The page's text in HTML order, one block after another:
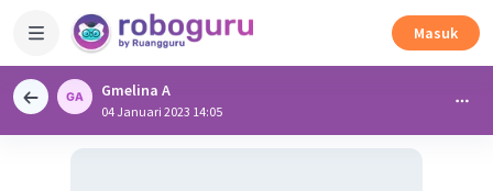
Masuk
Gmelina A
04 Januari 2023 14:05